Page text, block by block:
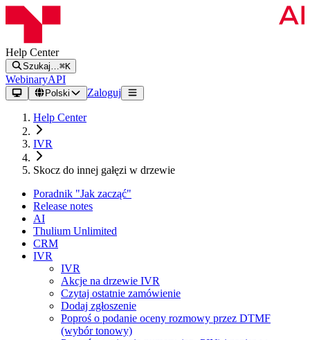
Help Center
Szukaj… ⌘K
WebinaryAPI
Polski Zaloguj
Help Center
IVR
Skocz do innej gałęzi w drzewie
Poradnik "Jak zacząć"
Release notes
AI
Thulium Unlimited
CRM
IVR
IVR
Akcje na drzewie IVR
Czytaj ostatnie zamówienie
Dodaj zgłoszenie
Poproś o podanie oceny rozmowy przez DTMF
(wybór tonowy)